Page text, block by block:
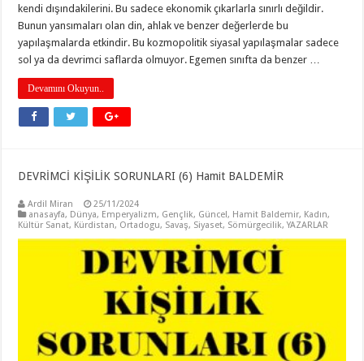
kendi dışındakilerini. Bu sadece ekonomik çıkarlarla sınırlı değildir.
Bunun yansımaları olan din, ahlak ve benzer değerlerde bu
yapılaşmalarda etkindir. Bu kozmopolitik siyasal yapılaşmalar sadece
sol ya da devrimci saflarda olmuyor. Egemen sınıfta da benzer …
Devamını Okuyun..
DEVRİMCİ KİŞİLİK SORUNLARI (6) Hamit BALDEMİR
Ardil Miran
25/11/2024
anasayfa, Dünya, Emperyalizm, Gençlik, Güncel, Hamit Baldemir, Kadın,
Kültür Sanat, Kürdistan, Ortadogu, Savaş, Siyaset, Sömürgecilik,YAZARLAR